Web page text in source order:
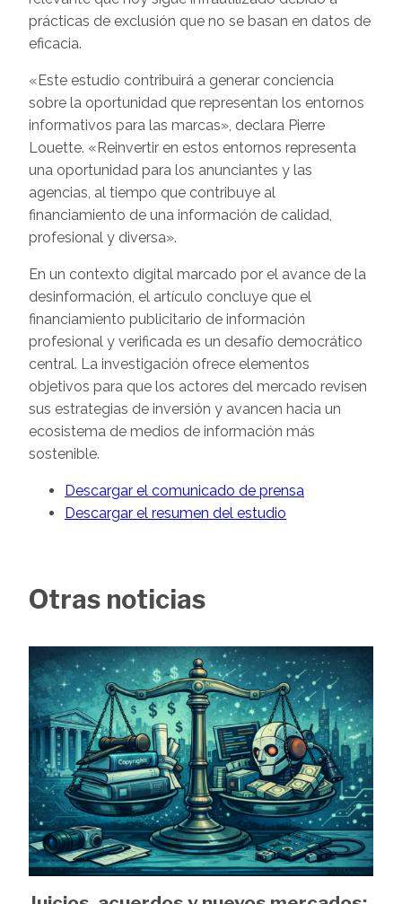
prácticas de exclusión que no se basan en datos de
eficacia.
«Este estudio contribuirá a generar conciencia
sobre la oportunidad que representan los entornos
informativos para las marcas», declara Pierre
Louette. «Reinvertir en estos entornos representa
una oportunidad para los anunciantes y las
agencias, al tiempo que contribuye al
financiamiento de una información de calidad,
profesional y diversa».
En un contexto digital marcado por el avance de la
desinformación, el artículo concluye que el
financiamiento publicitario de información
profesional y verificada es un desafío democrático
central. La investigación ofrece elementos
objetivos para que los actores del mercado revisen
sus estrategias de inversión y avancen hacia un
ecosistema de medios de información más
sostenible.
Descargar el comunicado de prensa
Descargar el resumen del estudio
Otras noticias
Image